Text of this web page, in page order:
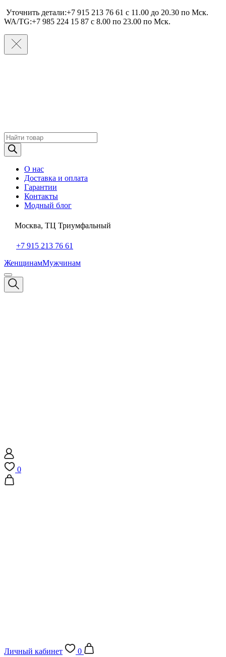
Уточнить детали:+7 915 213 76 61 c 11.00 до 20.30 по Мcк.
WA/TG:+7 985 224 15 87 c 8.00 по 23.00 по Мcк.
Поиск
товаров
О нас
Доставка и оплата
Гарантии
Контакты
Модный блог
Москва, ТЦ Триумфальный
+7 915 213 76 61
ЖенщинамМужчинам
0
Личный кабинет
0